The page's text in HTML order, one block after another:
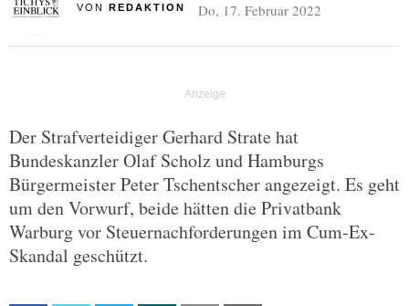
VON REDAKTION Do, 17. Februar 2022
Der Strafverteidiger Gerhard Strate hat
Bundeskanzler Olaf Scholz und Hamburgs
Bürgermeister Peter Tschentscher angezeigt. Es geht
um den Vorwurf, beide hätten die Privatbank
Warburg vor Steuernachforderungen im Cum-Ex-
Skandal geschützt.